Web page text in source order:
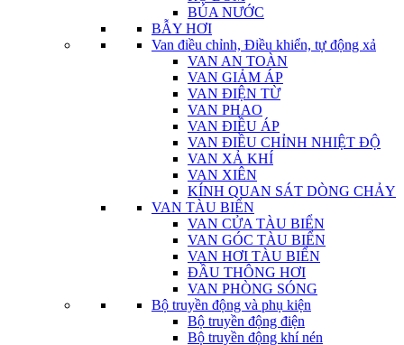
BÚA NƯỚC
BẪY HƠI
Van điều chỉnh, Điều khiển, tự động xả
VAN AN TOÀN
VAN GIẢM ÁP
VAN ĐIỆN TỪ
VAN PHAO
VAN ĐIỀU ÁP
VAN ĐIỀU CHỈNH NHIỆT ĐỘ
VAN XẢ KHÍ
VAN XIÊN
KÍNH QUAN SÁT DÒNG CHẢY
VAN TÀU BIỂN
VAN CỬA TÀU BIỂN
VAN GÓC TÀU BIỂN
VAN HƠI TÀU BIỂN
ĐẦU THÔNG HƠI
VAN PHÒNG SÓNG
Bộ truyền động và phụ kiện
Bộ truyền động điện
Bộ truyền động khí nén